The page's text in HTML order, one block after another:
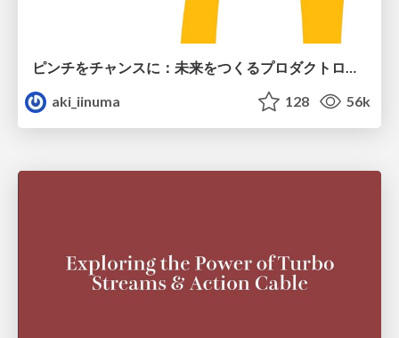
aki_iinuma
128 56k